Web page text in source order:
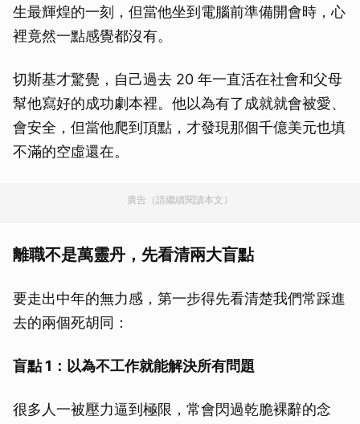
生最輝煌的一刻，但當他坐到電腦前準備開會時，心
裡竟然一點感覺都沒有。
切斯基才驚覺，自己過去 20 年一直活在社會和父母
幫他寫好的成功劇本裡。他以為有了成就就會被愛、
會安全，但當他爬到頂點，才發現那個千億美元也填
不滿的空虛還在。
廣告（請繼續閱讀本文）
離職不是萬靈丹，先看清兩大盲點
要走出中年的無力感，第一步得先看清楚我們常踩進
去的兩個死胡同：
盲點 1：以為不工作就能解決所有問題
很多人一被壓力逼到極限，常會閃過乾脆裸辭的念